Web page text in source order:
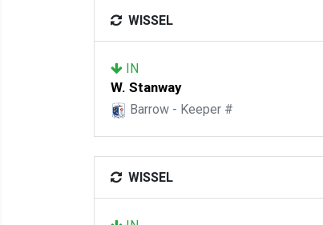
WISSEL
IN
W. Stanway
Barrow - Keeper #
WISSEL